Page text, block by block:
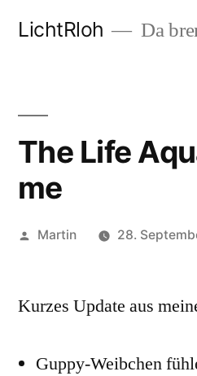
LichtRloh Da
The Life
me
Veröffentlicht
Martin 28.
Kurzes Update aus
Guppy-Weibchen